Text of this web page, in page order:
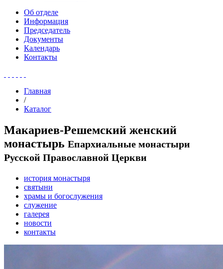
Об отделе
Информация
Председатель
Документы
Календарь
Контакты
Главная
/
Каталог
Макариев-Решемский женский
монастырь Епархиальные монастыри
Русской Православной Церкви
история монастыря
святыни
храмы и богослужения
служение
галерея
новости
контакты